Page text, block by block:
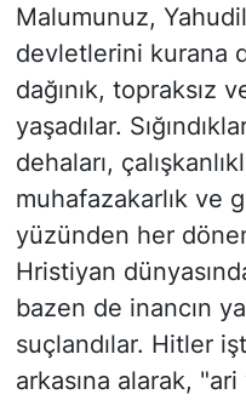
​Malumunuz,
devletlerini kurana
dağınık, topraksız
yaşadılar.
dehaları,
muhafazakarlık ve
yüzünden her
Hristiyan
bazen de inancın
suçlandılar. Hitler
arkasına alarak,